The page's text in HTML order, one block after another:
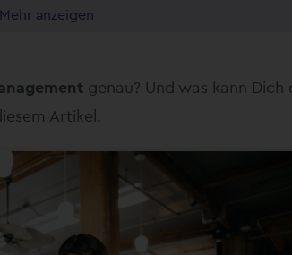
Mehr anzeigen
genau? Und was kann Dich
Artikel.